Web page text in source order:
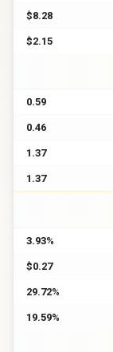
$8.28
$2.15
0.59
0.46
1.37
1.37
3.93%
$0.27
29.72%
19.59%